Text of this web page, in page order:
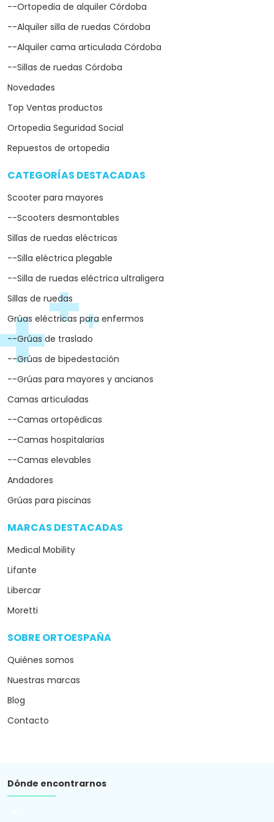
--Ortopedia de alquiler Córdoba
--Alquiler silla de ruedas Córdoba
--Alquiler cama articulada Córdoba
--Sillas de ruedas Córdoba
Novedades
Top Ventas productos
Ortopedia Seguridad Social
Repuestos de ortopedia
CATEGORÍAS DESTACADAS
Scooter para mayores
--Scooters desmontables
Sillas de ruedas eléctricas
--Silla eléctrica plegable
--Silla de ruedas eléctrica ultraligera
Sillas de ruedas
Grúas eléctricas para enfermos
--Grúas de traslado
--Grúas de bipedestación
--Grúas para mayores y ancianos
Camas articuladas
--Camas ortopédicas
--Camas hospitalarias
--Camas elevables
Andadores
Grúas para piscinas
MARCAS DESTACADAS
Medical Mobility
Lifante
Libercar
Moretti
SOBRE ORTOESPAÑA
Quiénes somos
Nuestras marcas
Blog
Contacto
Dónde encontrarnos